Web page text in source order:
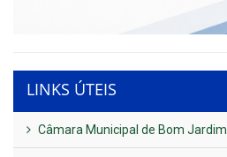
LINKS ÚTEIS
Câmara Municipal de Bom Jardim